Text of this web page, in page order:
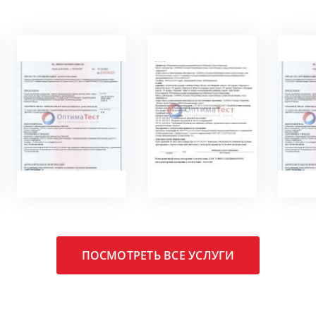
ПОДРОБНЕЕ ПОДРОБНЕЕ
ПОСМОТРЕТЬ ВСЕ УСЛУГИ